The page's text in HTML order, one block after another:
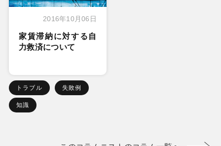
2016年10月06日
家賃滞納に対する自
力救済について
トラブル 失敗例
知識